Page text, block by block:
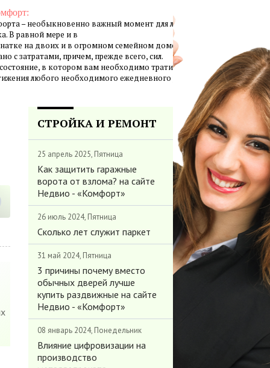
– необыкновенно важный момент для личной жизни
В равной мере и в
на двоих и в огромном семейном доме создание
с затратами, причем, прежде всего, сил.
в котором вам необходимо тратить минимум
любого необходимого ежедневного результата.
СТРОЙКА И РЕМОНТ
25 апрель 2025, Пятница
Как защитить гаражные
ворота от взлома? на сайте
Недвио - «Комфорт»
26 июль 2024, Пятница
Сколько лет служит паркет
31 май 2024, Пятница
3 причины почему вместо
обычных дверей лучше
купить раздвижные на сайте
Недвио - «Комфорт»
08 январь 2024, Понедельник
Влияние цифровизации на
производство